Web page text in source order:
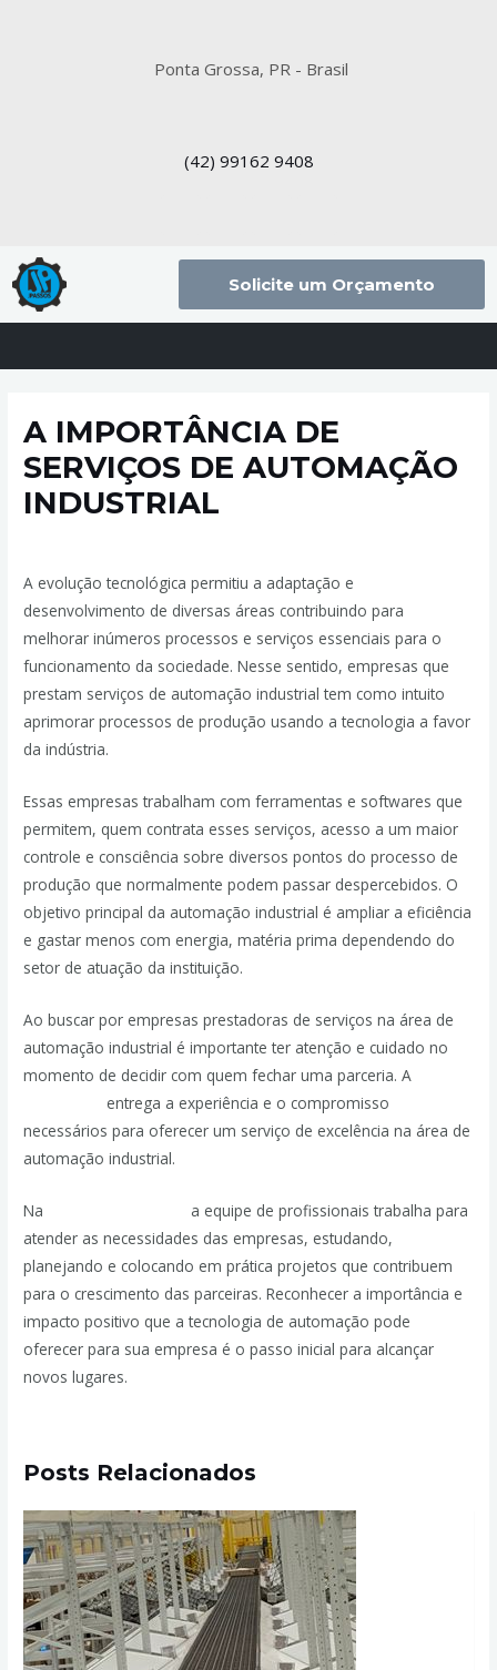
Ponta Grossa, PR - Brasil
(42) 99162 9408
Solicite um Orçamento
A IMPORTÂNCIA DE
SERVIÇOS DE AUTOMAÇÃO
INDUSTRIAL
A evolução tecnológica permitiu a adaptação e
desenvolvimento de diversas áreas contribuindo para
melhorar inúmeros processos e serviços essenciais para o
funcionamento da sociedade. Nesse sentido, empresas que
prestam serviços de automação industrial tem como intuito
aprimorar processos de produção usando a tecnologia a favor
da indústria.
Essas empresas trabalham com ferramentas e softwares que
permitem, quem contrata esses serviços, acesso a um maior
controle e consciência sobre diversos pontos do processo de
produção que normalmente podem passar despercebidos. O
objetivo principal da automação industrial é ampliar a eficiência
e gastar menos com energia, matéria prima dependendo do
setor de atuação da instituição.
Ao buscar por empresas prestadoras de serviços na área de
automação industrial é importante ter atenção e cuidado no
momento de decidir com quem fechar uma parceria. A
entrega a experiência e o compromisso
necessários para oferecer um serviço de excelência na área de
automação industrial.
Na
a equipe de profissionais trabalha para
atender as necessidades das empresas, estudando,
planejando e colocando em prática projetos que contribuem
para o crescimento das parceiras. Reconhecer a importância e
impacto positivo que a tecnologia de automação pode
oferecer para sua empresa é o passo inicial para alcançar
novos lugares.
Posts Relacionados